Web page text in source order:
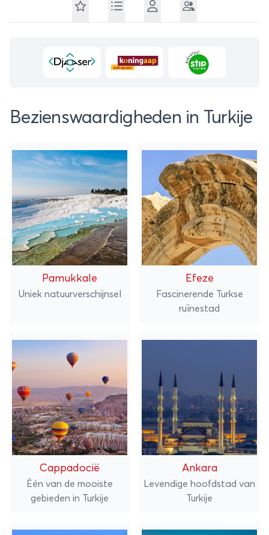
Bezienswaardigheden in Turkije
Pamukkale
Uniek natuurverschijnsel
Efeze
Fascinerende Turkse
ruïnestad
Cappadocië
Één van de mooiste
gebieden in Turkije
Ankara
Levendige hoofdstad van
Turkije